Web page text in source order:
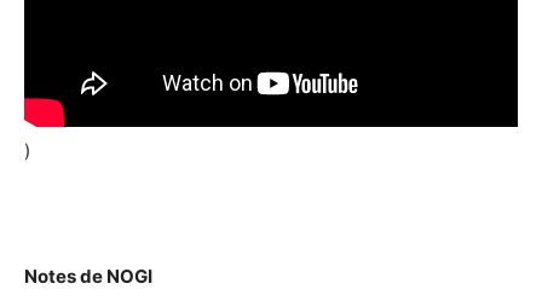
)
Notes de NOGI